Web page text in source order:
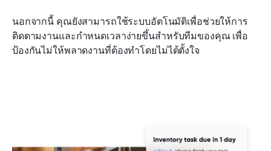
นอกจากนี้ คุณยังสามารถใช้ระบบอัตโนมัติเพื่อช่วยให้การ
ติดตามงานและกำหนดเวลาง่ายขึ้นสำหรับทีมของคุณ เพื่อ
ป้องกันไม่ให้พลาดงานที่ต้องทำโดยไม่ได้ตั้งใจ